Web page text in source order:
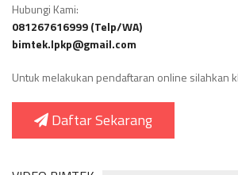
Hubungi Kami:
081267616999 (Telp/WA)
bimtek.lpkp@gmail.com
Untuk melakukan pendaftaran online silahkan
Daftar Sekarang